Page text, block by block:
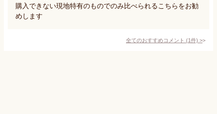
購入できない現地特有のものでのみ比べられるこちらをお勧
めします
全てのおすすめコメント (1件) >